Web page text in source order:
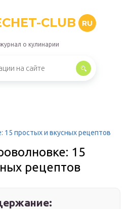
CLUB RU
о кулинарии
15 простых и вкусных рецептов
15
рецептов